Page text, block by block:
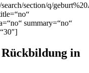
section/q/
summary=“no“
in